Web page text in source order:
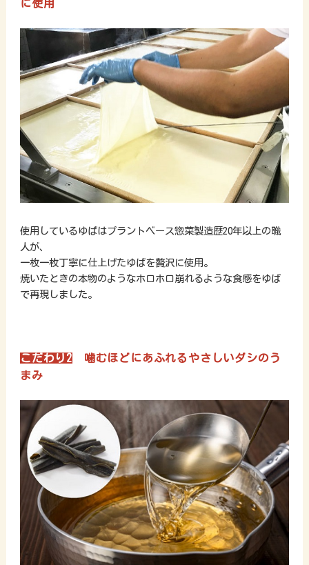
に使用
使用しているゆばはプラントベース惣菜製造歴20年以上の職
人が、
一枚一枚丁寧に仕上げたゆばを贅沢に使用。
焼いたときの本物のようなホロホロ崩れるような食感をゆば
で再現しました。
こだわり2 噛むほどにあふれるやさしいダシのう
まみ